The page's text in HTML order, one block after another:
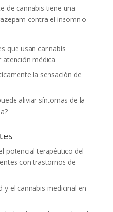
de cannabis tiene una
contra el insomnio
que usan cannabis
atención médica
la sensación de
aliviar síntomas de la
potencial terapéutico del
con trastornos de
y el cannabis medicinal en